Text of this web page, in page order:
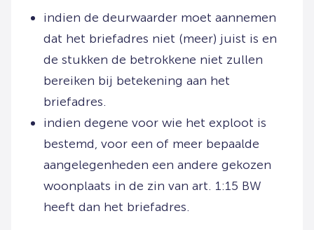
indien de deurwaarder moet aannemen
dat het briefadres niet (meer) juist is en
de stukken de betrokkene niet zullen
bereiken bij betekening aan het
briefadres.
indien degene voor wie het exploot is
bestemd, voor een of meer bepaalde
aangelegenheden een andere gekozen
woonplaats in de zin van art. 1:15 BW
heeft dan het briefadres.